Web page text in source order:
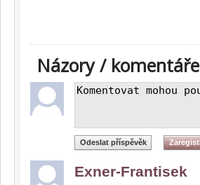
Názory / komentáře
Exner-Frantisek